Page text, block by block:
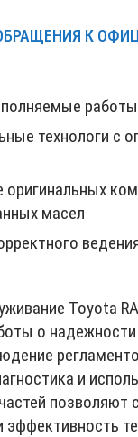
К
технологи с
оригинальных
масел
Toyota
о надежности
и
позволяют
эффективность